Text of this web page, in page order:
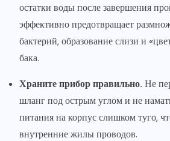
остатки воды после завершения
эффективно предотвращает
бактерий, образование слизи и
бака.
Храните прибор правильно. Не
шланг под острым углом и не
питания на корпус слишком туго,
внутренние жилы проводов.